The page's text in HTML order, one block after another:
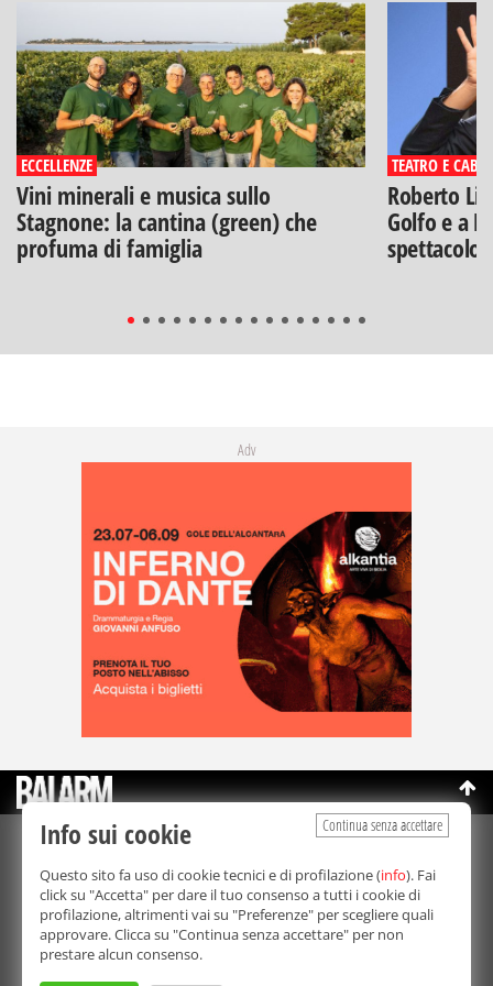
ECCELLENZE
Vini minerali e musica sullo
Stagnone: la cantina (green) che
profuma di famiglia
TEATRO E
Roberto
Golfo e a
spettacolo"
Adv
©Copyright 2003-2026
Bmedia Srl- P.IVA 07064240828
La riproduzione totale o parziale di tutti i contenuti, in qualunque
forma, su qualsiasi supporto è proibita.
Balarm.it è una testata giornalistica registrata. Autorizzazione del
Tribunale di Palermo n° 32 del 21/10/2003
Direttore responsabile:
Continua senza accettare
Info sui cookie
Questo sito fa uso di cookie tecnici e di profilazione (info). Fai
click su "Accetta" per dare il tuo consenso a tutti i cookie di
profilazione, altrimenti vai su "Preferenze" per scegliere quali
approvare. Clicca su "Continua senza accettare" per non
prestare alcun consenso.